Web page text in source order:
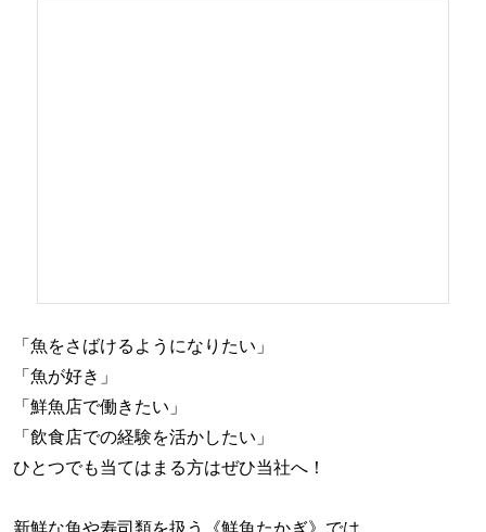
「魚をさばけるようになりたい」
「魚が好き」
「鮮魚店で働きたい」
「飲食店での経験を活かしたい」
ひとつでも当てはまる方はぜひ当社へ！